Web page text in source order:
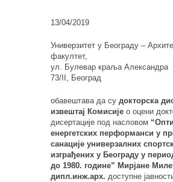
13/04/2019
Универзитет у Београду –
факултет,
ул. Булевар краља Александра
73/II, Београд
обавештава да су докторска
извештај Комисије о оцени
дисертације под насловом
енергетских перформанси у
санације универзалних
изграђених у Београду у
до 1980. године” Мирјане
дипл.инж.арх. доступне